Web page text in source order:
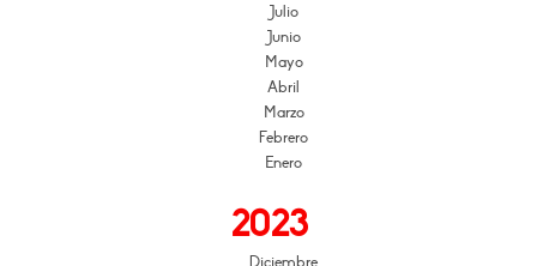
Julio
Junio
Mayo
Abril
Marzo
Febrero
Enero
2023
Diciembre